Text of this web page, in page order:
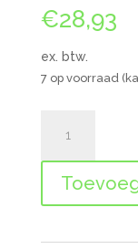
€28,93
ex. btw.
7 op voorraad
memory
Sportletsels
aantal